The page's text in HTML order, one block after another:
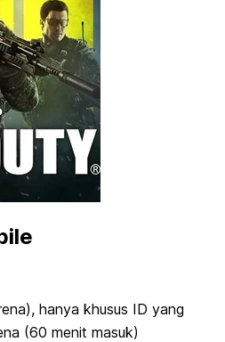
hanya khusus ID yang
(60 menit masuk)